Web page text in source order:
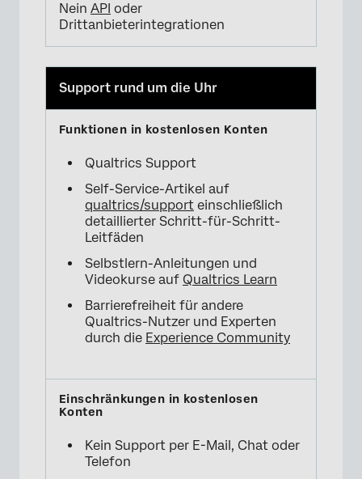
Nein API oder
Drittanbieterintegrationen
Support rund um die Uhr
Qualtrics Support
Self-Service-Artikel auf
qualtrics/support einschließlich
detaillierter Schritt-für-Schritt-
Leitfäden
Selbstlern-Anleitungen und
Videokurse auf Qualtrics Learn
Barrierefreiheit für andere
Qualtrics-Nutzer und Experten
durch die Experience Community
Kein Support per E-Mail, Chat oder
Telefon